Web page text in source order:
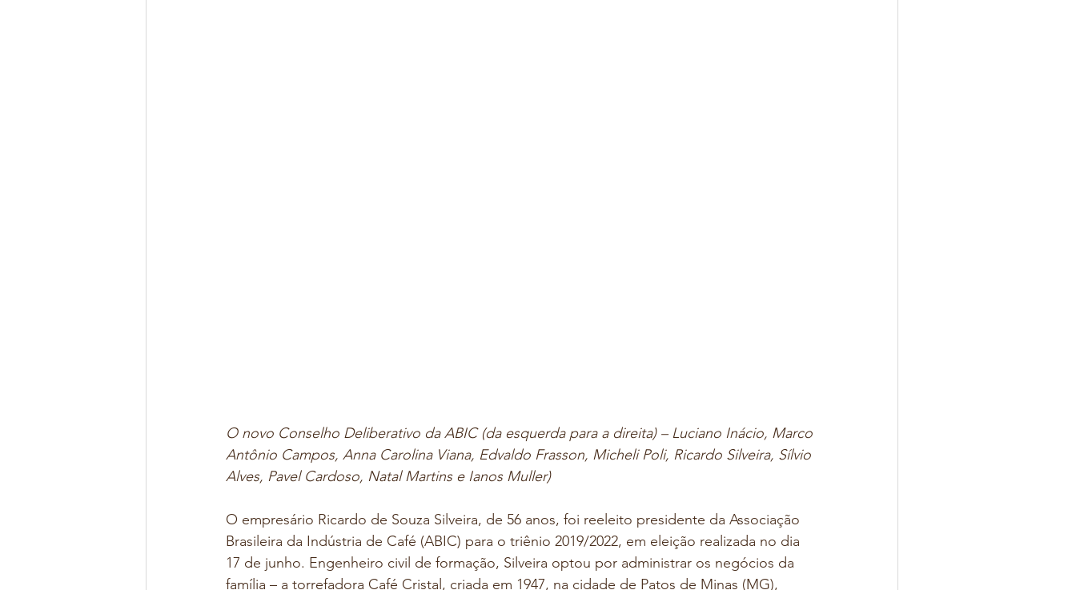
O novo Conselho Deliberativo da ABIC (da esquerda para a direita) – Luciano Inácio, Marco
Antônio Campos, Anna Carolina Viana, Edvaldo Frasson, Micheli Poli, Ricardo Silveira, Sílvio
Alves, Pavel Cardoso, Natal Martins e Ianos Muller)
O empresário Ricardo de Souza Silveira, de 56 anos, foi reeleito presidente da Associação
Brasileira da Indústria de Café (ABIC) para o triênio 2019/2022, em eleição realizada no dia
17 de junho. Engenheiro civil de formação, Silveira optou por administrar os negócios da
família – a torrefadora Café Cristal, criada em 1947, na cidade de Patos de Minas (MG),